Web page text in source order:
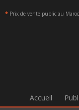
* Prix de vente public au Maroc
Accueil